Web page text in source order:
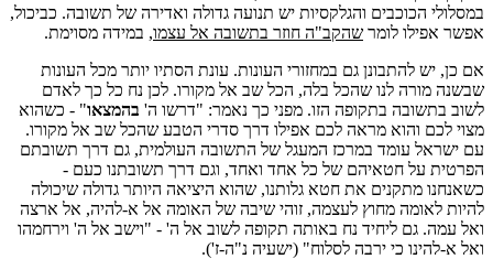
במסלולי הכוכבים והגלקסיות יש תנועה גדולה ואדירה של תשובה. כביכול,
אפשר אפילו לומר שהקב"ה חוזר בתשובה אל עצמו, במידה מסוימת.
אם כן, יש להתבונן גם במחזורי העונות. עונת הסתיו יותר מכל העונות
שבשנה מורה לנו שהכל בלה, הכל שב אל מקורו. לכן נח כל כך לאדם
לשוב בתשובה בתקופה הזו. מפני כך נאמר: "דרשו ה' בהמצאו" - כשהוא
מצוי לכם והוא מראה לכם אפילו דרך סדרי הטבע שהכל שב אל מקורו.
עם ישראל עומד במרכז המעגל של התשובה העולמית, גם דרך תשובתם
הפרטית על חטאיהם של כל אחד ואחד, וגם דרך תשובתנו כעם -
כשאנחנו מתקנים את חטא גלותנו, שהוא היציאה היותר גדולה שיכולה
להיות לאומה מחוץ לעצמה, זוהי שיבה של האומה אל א-להיה, אל ארצה
ואל עמה. גם ליחיד נח באותה תקופה לשוב אל ה' - "וישב אל ה' וירחמהו
ואל א-להינו כי ירבה לסלוח" (ישעיה נ"ה-ז').